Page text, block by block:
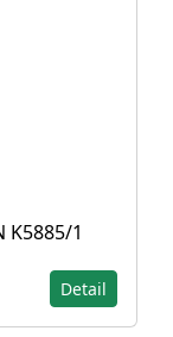
K5885/1
Detail